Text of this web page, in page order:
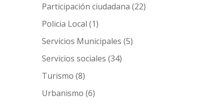
Participación ciudadana (22)
Policia Local (1)
Servicios Municipales (5)
Servicios sociales (34)
Turismo (8)
Urbanismo (6)